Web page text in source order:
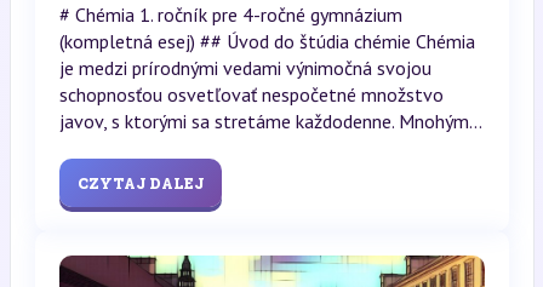
# Chémia 1. ročník pre 4-ročné gymnázium
(kompletná esej) ## Úvod do štúdia chémie Chémia
je medzi prírodnými vedami výnimočná svojou
schopnosťou osvetľovať nespočetné množstvo
javov, s ktorými sa stretáme každodenne. Mnohým...
CZYTAJ DALEJ